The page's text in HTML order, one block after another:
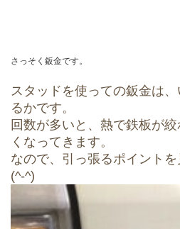
さっそく鈑金です。
スタッドを使っての鈑金は
るかです。
回数が多いと、熱で鉄板が
くなってきます。
なので、引っ張るポイント
(^-^)